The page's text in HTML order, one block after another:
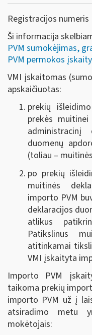
Registracijos numeris
Ši informacija
PVM sumokėjimas,
PVM permokos
VMI įskaitomas
apskaičiuotas:
prekių
prekės
duomenų
(toliau –
po prekių
muitinės
importo PVM
deklaracijos
atlikus
Patikslinus
atitinkamai
VMI įskaityta
Importo PVM
taikoma prekių
importo PVM už į
atsiradimo metu
mokėtojais: